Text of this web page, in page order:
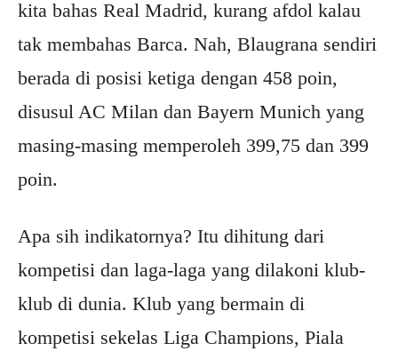
kita bahas Real Madrid, kurang afdol kalau
tak membahas Barca. Nah, Blaugrana sendiri
berada di posisi ketiga dengan 458 poin,
disusul AC Milan dan Bayern Munich yang
masing-masing memperoleh 399,75 dan 399
poin.
Apa sih indikatornya? Itu dihitung dari
kompetisi dan laga-laga yang dilakoni klub-
klub di dunia. Klub yang bermain di
kompetisi sekelas Liga Champions, Piala